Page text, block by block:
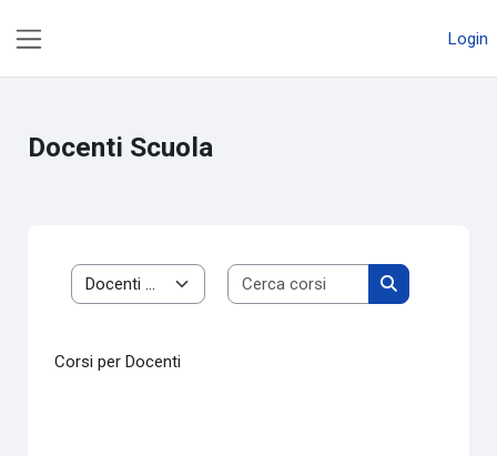
Login
Docenti Scuola
Categorie di corso
Cerca corsi
Cerca corsi
Corsi per Docenti